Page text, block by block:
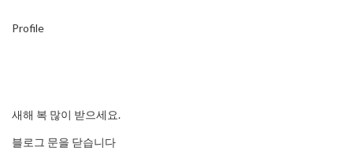
Profile
새해 복 많이 받으세요.
블로그 문을 닫습니다